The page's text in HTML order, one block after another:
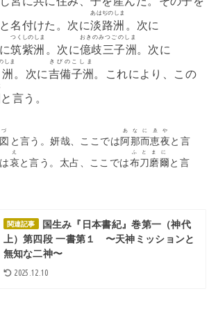
と名付けた。次に淡路洲
あはぢのしま
。次に
筑紫洲
つくしのしま
。次に億歧三子洲
おきのみつごのしま
。次に
しま
。次に吉備子洲
きびのこしま
。これにより、この
と言う。
と言う。妍哉、ここでは阿那而恵夜
あなにゑや
と言
哀
え
と言う。太占、ここでは布刀磨爾
ふとまに
と言
関連記事
国生み『日本書紀』巻第一（神代
上）第四段 一書第１ 〜天神ミッションと
無知な二神〜
2025.12.10